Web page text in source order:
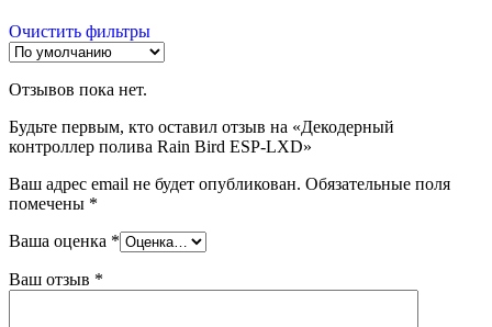
Очистить фильтры
Отзывов пока нет.
Будьте первым, кто оставил отзыв на «Декодерный
контроллер полива Rain Bird ESP-LXD»
Ваш адрес email не будет опубликован. Обязательные поля
помечены *
Ваша оценка *
Ваш отзыв *